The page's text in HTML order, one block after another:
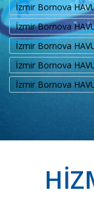
İzmir Bornova
İzmir Bornova
İzmir Bornova
İzmir Bornova
İzmir Bornova